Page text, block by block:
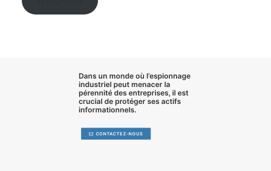
Dans un monde où l’espionnage
industriel peut menacer la
pérennité des entreprises, il est
crucial de protéger ses actifs
informationnels.
CONTACTEZ-NOUS